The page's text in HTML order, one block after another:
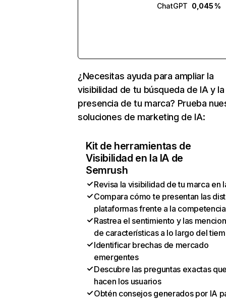
ChatGPT 0,045 %
¿Necesitas ayuda para ampliar la
visibilidad de tu búsqueda de IA y la
presencia de tu marca? Prueba
soluciones de marketing de IA:
Kit de herramientas de
Visibilidad en la IA de
Semrush
Revisa la visibilidad de tu marca en
Compara cómo te presentan las
plataformas frente a la competencia
Rastrea el sentimiento y las
de características a lo largo del
Identificar brechas de mercado
emergentes
Descubre las preguntas exactas
hacen los usuarios
Obtén consejos generados por IA